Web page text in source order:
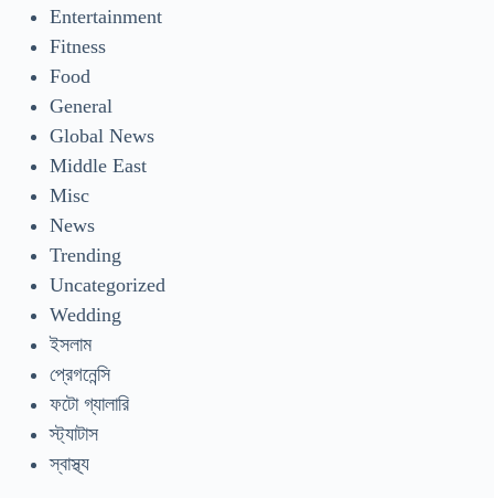
Entertainment
Fitness
Food
General
Global News
Middle East
Misc
News
Trending
Uncategorized
Wedding
ইসলাম
প্রেগনেন্সি
ফটো গ্যালারি
স্ট্যাটাস
স্বাস্থ্য